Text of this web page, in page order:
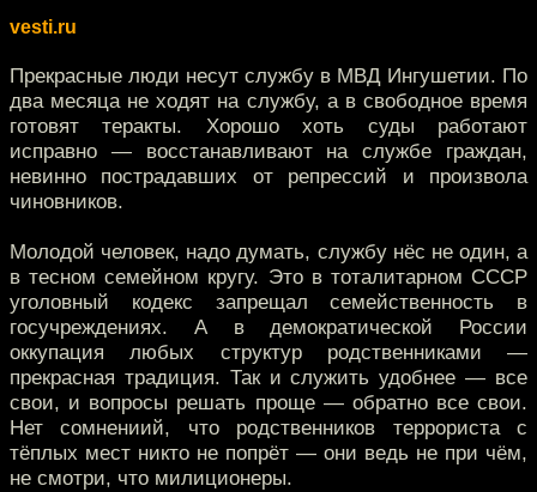
vesti.ru
Прекрасные люди несут службу в МВД Ингушетии. По
два месяца не ходят на службу, а в свободное время
готовят теракты. Хорошо хоть суды работают
исправно — восстанавливают на службе граждан,
невинно пострадавших от репрессий и произвола
чиновников.
Молодой человек, надо думать, службу нёс не один, а
в тесном семейном кругу. Это в тоталитарном СССР
уголовный кодекс запрещал семейственность в
госучреждениях. А в демократической России
оккупация любых структур родственниками —
прекрасная традиция. Так и служить удобнее — все
свои, и вопросы решать проще — обратно все свои.
Нет сомнениий, что родственников террориста с
тёплых мест никто не попрёт — они ведь не при чём,
не смотри, что милиционеры.